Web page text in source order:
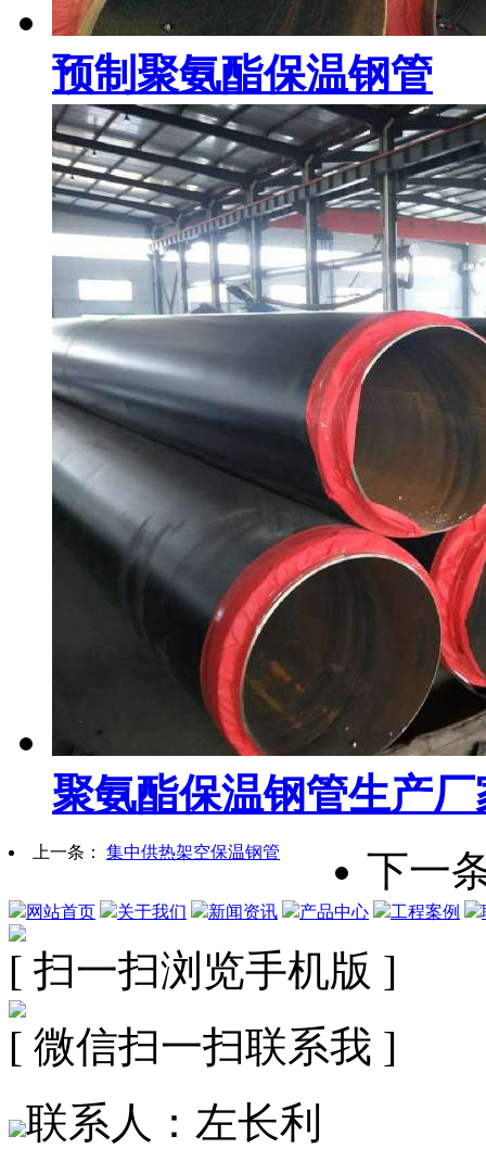
预制聚氨酯保温钢管
聚氨酯保温钢管生产厂
上一条： 集中供热架空保温钢管 下一
网站首页 关于我们 新闻资讯 产品中心 工程案例
[ 扫一扫浏览手机版 ]
[ 微信扫一扫联系我 ]
联系人：左长利